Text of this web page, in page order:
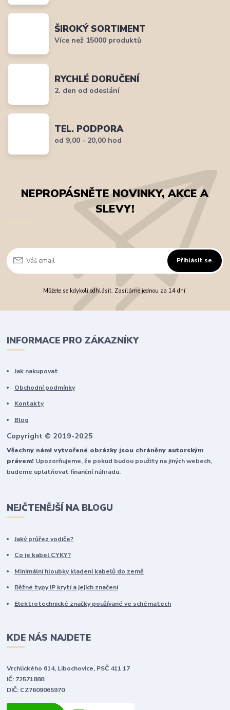
ŠIROKÝ SORTIMENT
Více než 15000 produktů
RYCHLÉ DORUČENÍ
2. den od odeslání
TEL. PODPORA
od 9,00 - 20,00 hod
NEPROPÁSNĚTE NOVINKY, AKCE A
SLEVY!
Přihlásit se
Můžete se kdykoli odhlásit. Zasíláme jednou za 14 dní.
INFORMACE PRO ZÁKAZNÍKY
Jak nakupovat
Obchodní podmínky
Kontakty
Blog
Copyright © 2019-2025
Všechny námi vytvořené obrázky jsou chráněny autorským
právem! Upozorňujeme, že pokud budou použity na jiných webech,
budeme uplatňovat finanční náhradu.
NEJČTENĚJŠÍ NA BLOGU
Jaký průřez vodiče?
Co je kabel CYKY?
Minimální hloubky kladení kabelů do země
Běžné typy IP krytí a jejich značení
Elektrotechnické značky používané ve schématech
KDE NÁS NAJDETE
Vrchlického 614, Libochovice, PSČ 411 17
IČ: 72571888
DIČ: CZ7609065970